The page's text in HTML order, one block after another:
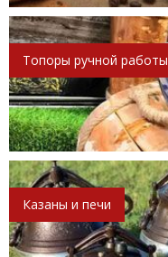
Топоры ручной работы
Казаны и печи